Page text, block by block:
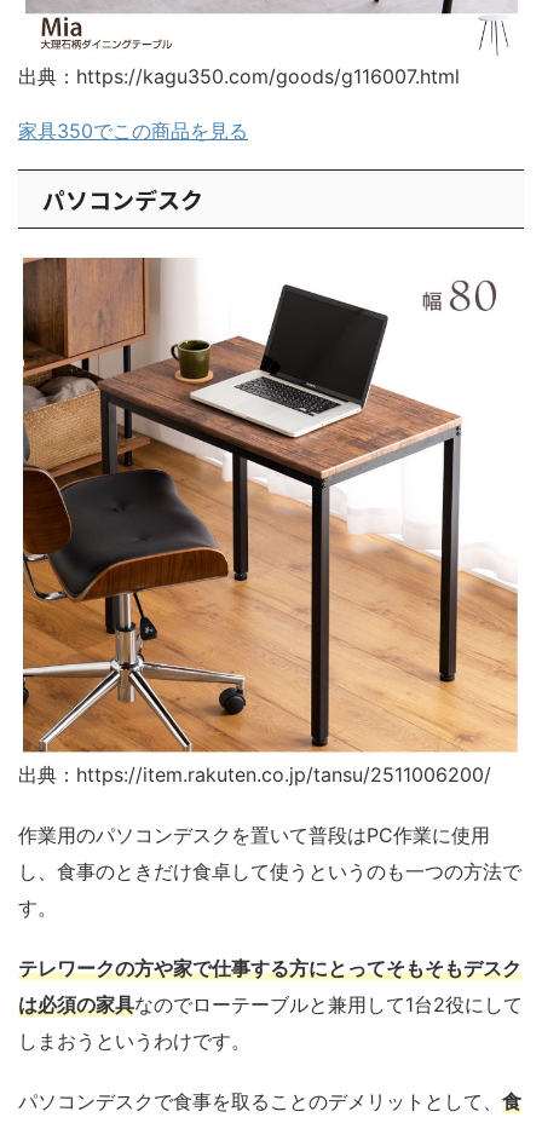
出典：https://kagu350.com/goods/g116007.html
家具350でこの商品を見る
パソコンデスク
出典：https://item.rakuten.co.jp/tansu/2511006200/
作業用のパソコンデスクを置いて普段はPC作業に使用
し、食事のときだけ食卓して使うというのも一つの方法で
す。
テレワークの方や家で仕事する方にとってそもそもデスク
は必須の家具なのでローテーブルと兼用して1台2役にして
しまおうというわけです。
パソコンデスクで食事を取ることのデメリットとして、 食